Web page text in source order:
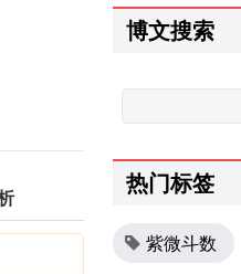
博文搜索
热门标签
紫微斗数